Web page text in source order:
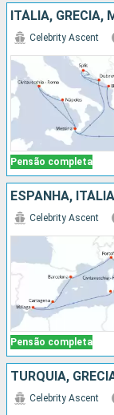
ITÁLIA, GRÉCIA,
Pensão completa
Celebrity Ascent
ESPANHA, ITÁLIA
Pensão completa
Celebrity Ascent
TURQUIA,
Celebrity Ascent